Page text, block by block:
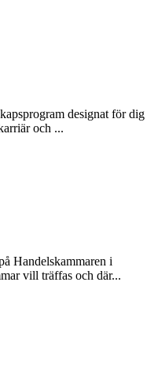
designat för dig
och ...
Handelskammaren i
vill träffas och där...